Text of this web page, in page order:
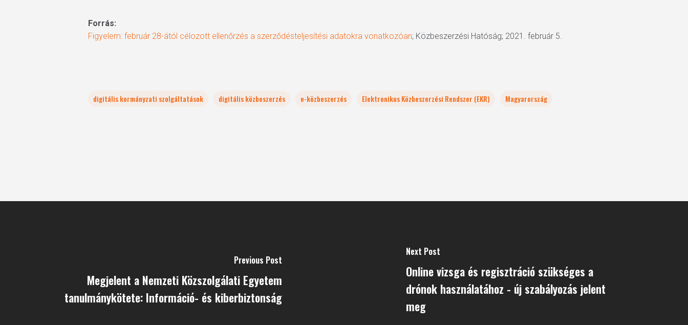
Forrás:
Figyelem: február 28-ától célozott ellenőrzés a szerződésteljesítési adatokra vonatkozóan; Közbeszerzési Hatóság; 2021. február 5.
digitális kormányzati szolgáltatások digitális közbeszerzés e-közbeszerzés Elektronikus Közbeszerzési Rendszer (EKR) Magyarország
Previous Post
Megjelent a Nemzeti Közszolgálati Egyetem
tanulmánykötete: Információ- és kiberbiztonság
Next Post
Online vizsga és regisztráció szükséges a
drónok használatához - új szabályozás jelent
meg